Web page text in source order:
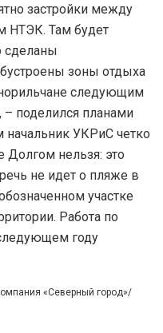
застройки между
НТЭК. Там будет
сделаны
зоны отдыха
следующим
– поделился планами
УКРиС четко
Долгом нельзя: это
не идет о пляже в
участке
Работа по
году
«Северный город»/